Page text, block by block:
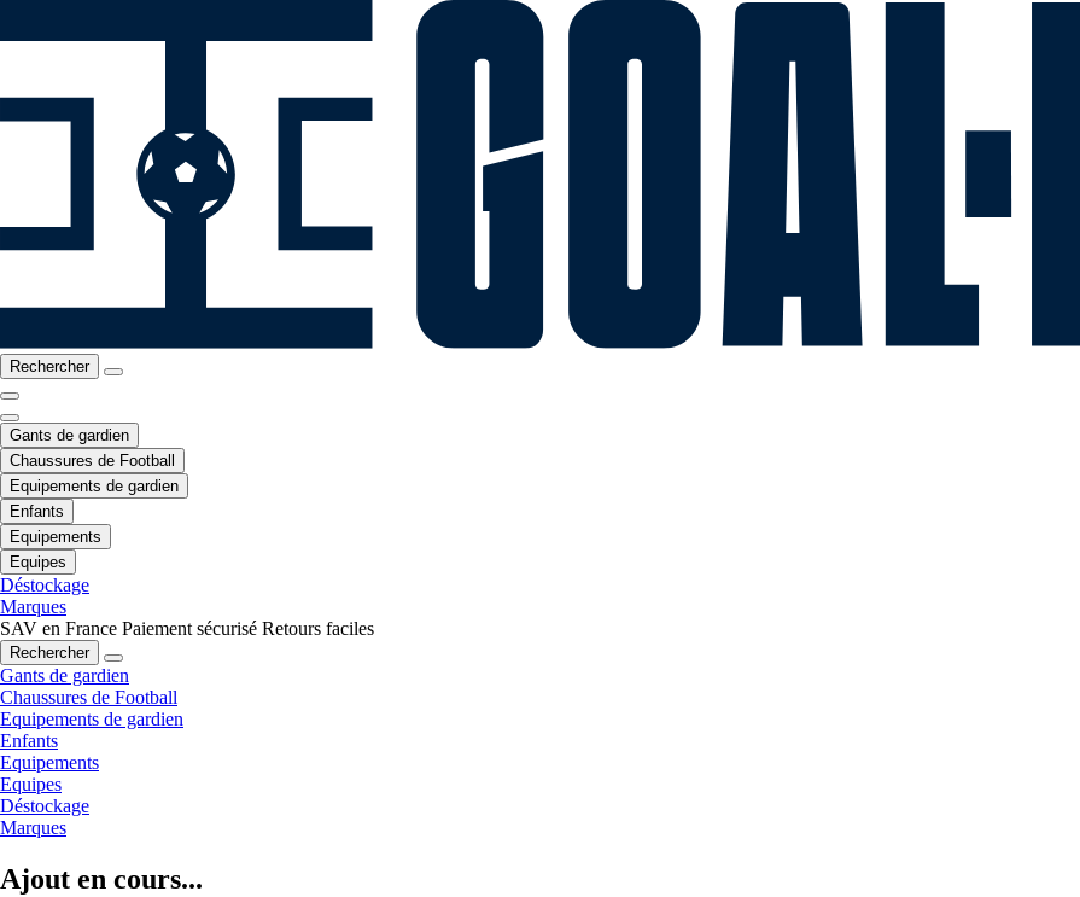
Rechercher
Gants de gardien
Chaussures de Football
Equipements de gardien
Enfants
Equipements
Equipes
Déstockage
Marques
SAV en France Paiement sécurisé Retours faciles
Rechercher
Gants de gardien
Chaussures de Football
Equipements de gardien
Enfants
Equipements
Equipes
Déstockage
Marques
Ajout en cours...